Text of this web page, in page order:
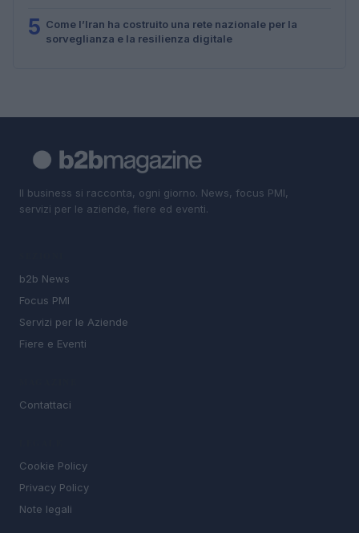
5 Come l’Iran ha costruito una rete nazionale per la
sorveglianza e la resilienza digitale
Il business si racconta, ogni giorno. News, focus PMI,
servizi per le aziende, fiere ed eventi.
b2b News
Focus PMI
Servizi per le Aziende
Fiere e Eventi
Contattaci
Cookie Policy
Privacy Policy
Note legali